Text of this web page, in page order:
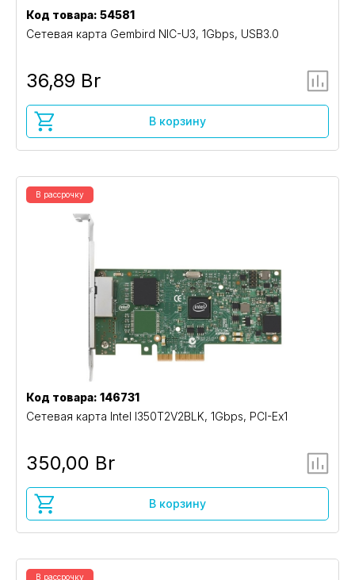
Код товара: 54581
Сетевая карта Gembird NIC-U3, 1Gbps, USB3.0
36,89 Br
В корзину
В рассрочку
Код товара: 146731
Сетевая карта Intel I350T2V2BLK, 1Gbps, PCI-Ex1
350,00 Br
В корзину
В рассрочку